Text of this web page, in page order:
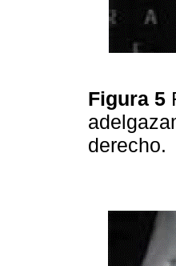
Figura 5
derecho.